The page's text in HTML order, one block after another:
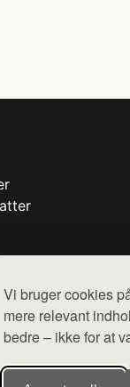
Vi bruger cookies
mere relevant
bedre – ikke for at
webshops.